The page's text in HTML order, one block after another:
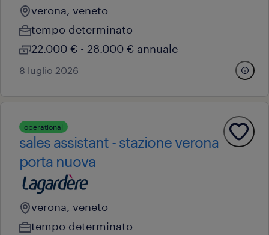
verona, veneto
tempo determinato
22.000 € - 28.000 € annuale
8 luglio 2026
operational
sales assistant - stazione verona
porta nuova
verona, veneto
tempo determinato